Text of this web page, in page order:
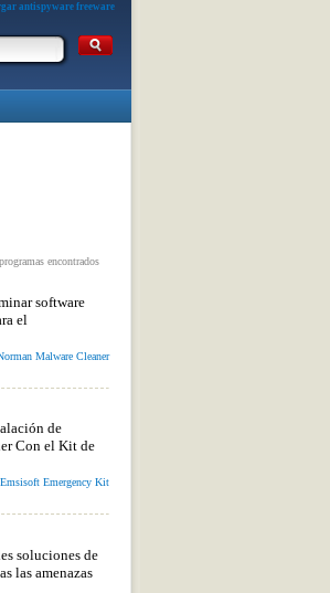
antispyware freeware
encontrados
software
el
Malware Cleaner
de
Con el Kit de
Emsisoft Emergency Kit
soluciones de
las amenazas